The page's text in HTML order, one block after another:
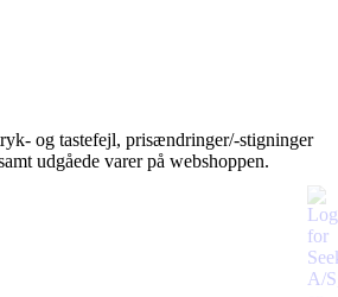
og tastefejl, prisændringer/-stigninger
udgåede varer på webshoppen.